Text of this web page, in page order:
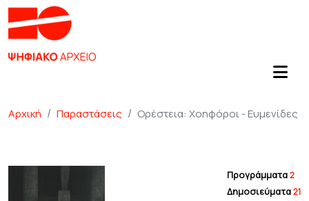
Αρχική Παραστάσεις Ορέστεια: Χοηφόροι - Ευμενίδες
Προγράμματα 2
Δημοσιεύματα 21